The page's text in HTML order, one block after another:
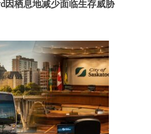
因栖息地减少面临生存威胁